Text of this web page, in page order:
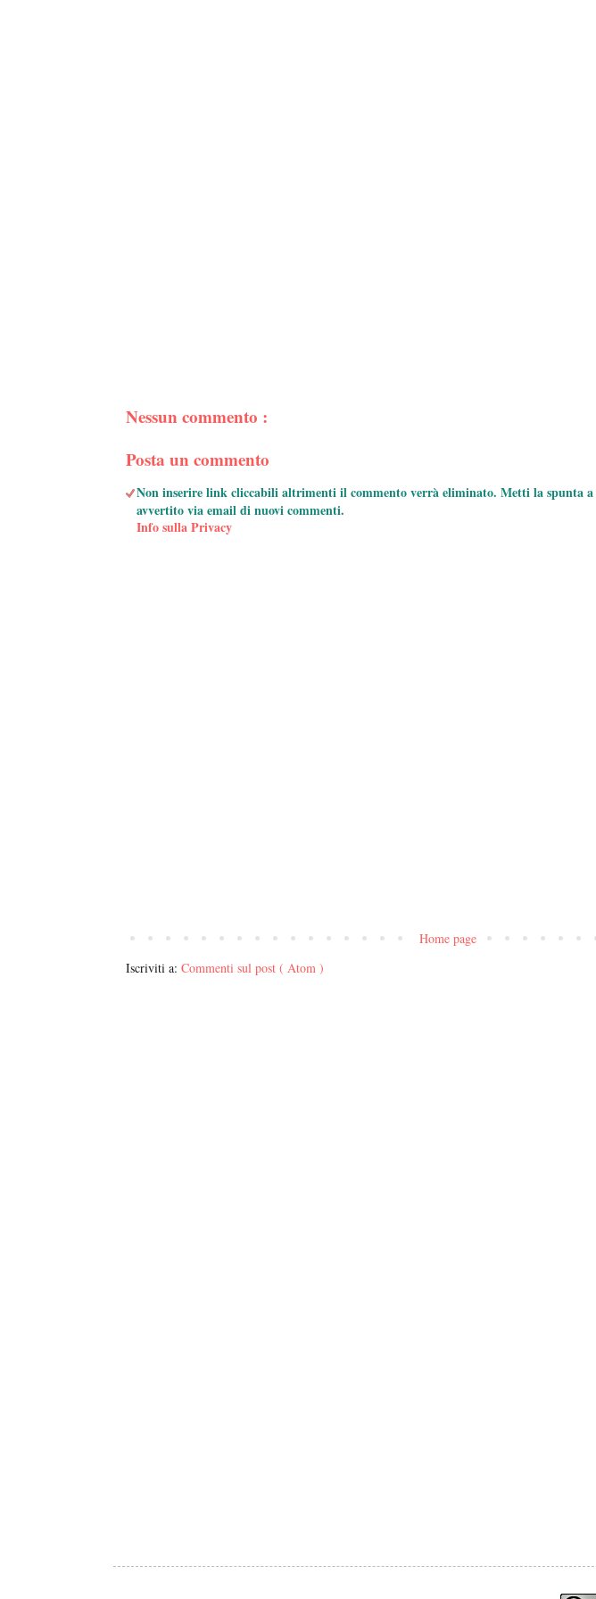
Nessun commento :
Posta un commento
Non inserire link cliccabili altrimenti il commento verrà eliminato. Metti la spunta a
avvertito via email di nuovi commenti.
Info sulla Privacy
Home page
Iscriviti a: Commenti sul post ( Atom )